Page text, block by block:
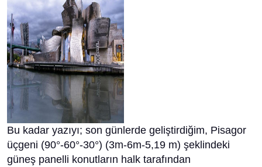
Bu kadar yazıyı; son günlerde geliştirdiğim, Pisagor
üçgeni (90°-60°-30°) (3m-6m-5,19 m) şeklindeki
güneş panelli konutların halk tarafından